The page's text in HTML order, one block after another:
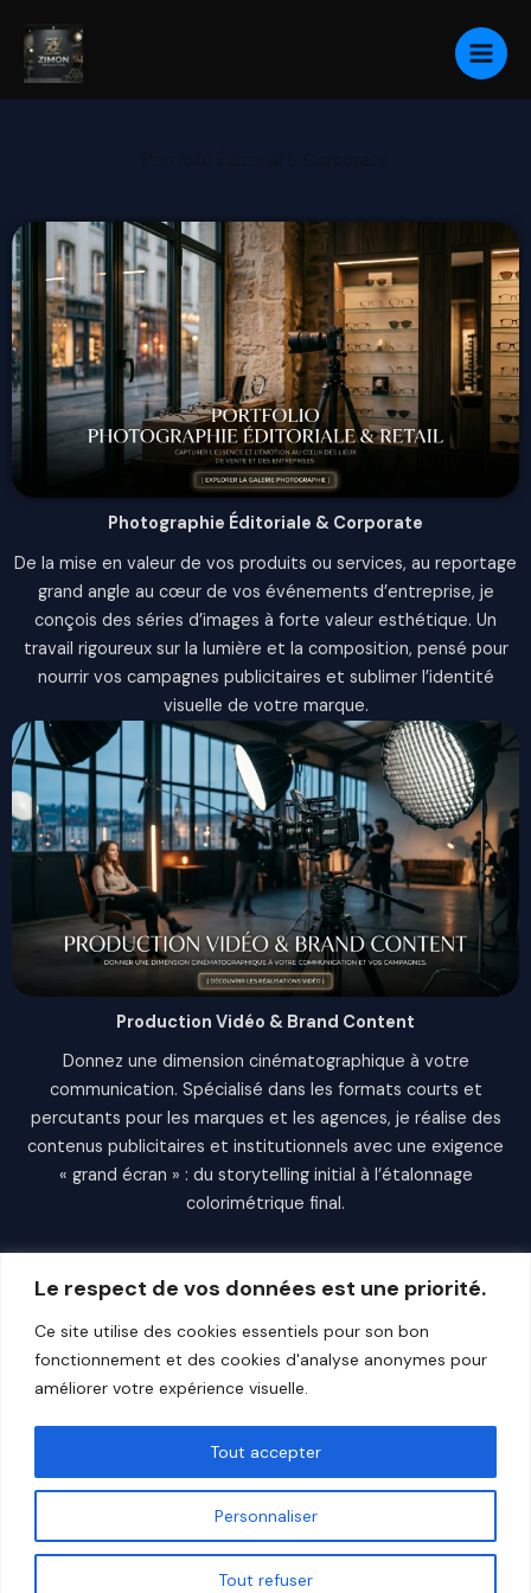
Le respect de vos données est une priorité.
Ce site utilise des cookies essentiels pour son bon
fonctionnement et des cookies d'analyse anonymes pour
améliorer votre expérience visuelle.
Personnaliser
Tout refuser
Tout accepter
contenu
Photographie Éditoriale & Corporate
De la mise en valeur de vos produits ou services, au reportage
grand angle au cœur de vos événements d’entreprise, je
conçois des séries d’images à forte valeur esthétique. Un
travail rigoureux sur la lumière et la composition, pensé pour
nourrir vos campagnes publicitaires et sublimer l’identité
visuelle de votre marque.
Production Vidéo & Brand Content
Donnez une dimension cinématographique à votre
communication. Spécialisé dans les formats courts et
percutants pour les marques et les agences, je réalise des
contenus publicitaires et institutionnels avec une exigence
« grand écran » : du storytelling initial à l’étalonnage
colorimétrique final.
Copyright Michael ZIMON
Politique de confidentialité
Mentions Légales
Michael ZIMON : Vidéaste et Photographe basé à Nancy,
intervenant dans le Grand Est et au Luxembourg.